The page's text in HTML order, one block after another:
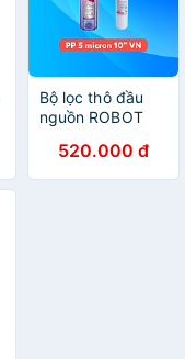
Bộ lọc thô đầu
nguồn ROBOT
(Taiwan) - Hàng
chính hãng
520.000 đ